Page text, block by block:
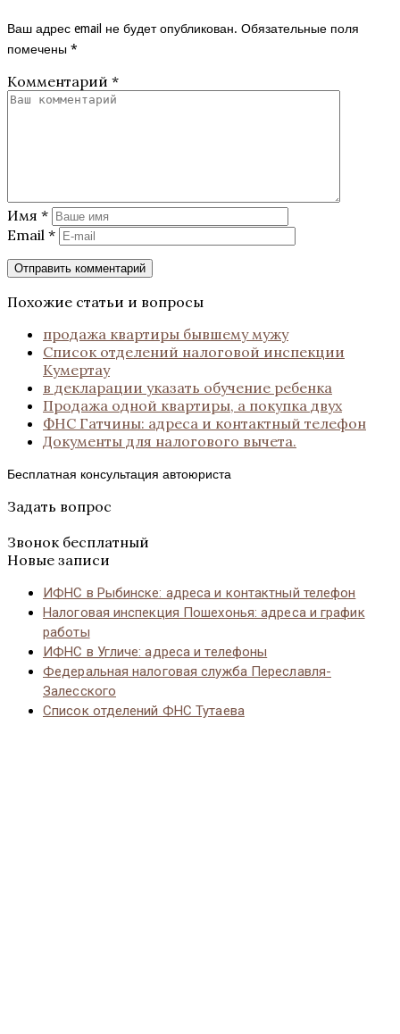
Ваш адрес email не будет опубликован. Обязательные поля
помечены *
Комментарий *
Имя *
Email *
Похожие статьи и вопросы
продажа квартиры бывшему мужу
Список отделений налоговой инспекции
Кумертау
в декларации указать обучение ребенка
Продажа одной квартиры, а покупка двух
ФНС Гатчины: адреса и контактный телефон
Документы для налогового вычета.
Бесплатная консультация автоюриста
Задать вопрос
Звонок бесплатный
Новые записи
ИФНС в Рыбинске: адреса и контактный телефон
Налоговая инспекция Пошехонья: адреса и график
работы
ИФНС в Угличе: адреса и телефоны
Федеральная налоговая служба Переславля-
Залесского
Список отделений ФНС Тутаева